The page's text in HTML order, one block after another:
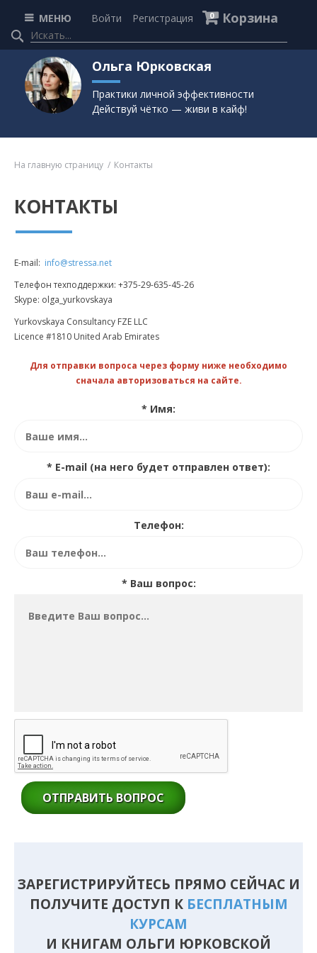
МЕНЮ Войти Регистрация 0 Корзина
Ольга Юрковская
Практики личной эффективности
Действуй чётко — живи в кайф!
На главную страницу Контакты
КОНТАКТЫ
E-mail: info@stressa.net
Телефон техподдержки: +375-29-635-45-26
Skype: olga_yurkovskaya
Yurkovskaya Consultancy FZE LLC
Licence #1810 United Arab Emirates
Для отправки вопроса через форму ниже необходимо
сначала авторизоваться на сайте.
* Имя:
* E-mail (на него будет отправлен ответ):
Телефон:
* Ваш вопрос:
ОТПРАВИТЬ ВОПРОС
ЗАРЕГИСТРИРУЙТЕСЬ ПРЯМО СЕЙЧАС И
ПОЛУЧИТЕ ДОСТУП К БЕСПЛАТНЫМ
КУРСАМ
И КНИГАМ ОЛЬГИ ЮРКОВСКОЙ